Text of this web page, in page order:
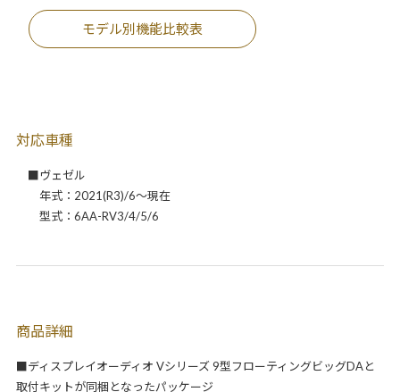
モデル別機能比較表
対応車種
■ヴェゼル
年式：2021(R3)/6～現在
型式：6AA-RV3/4/5/6
商品詳細
■ディスプレイオーディオ Vシリーズ 9型フローティングビッグDAと
取付キットが同梱となったパッケージ